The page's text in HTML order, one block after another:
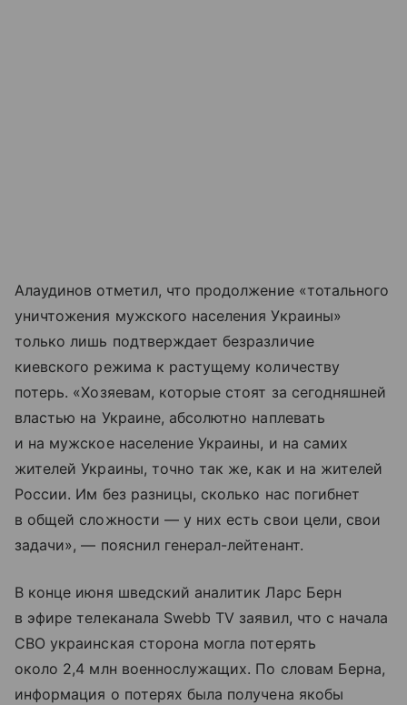
Алаудинов отметил, что продолжение «тотального
уничтожения мужского населения Украины»
только лишь подтверждает безразличие
киевского режима к растущему количеству
потерь. «Хозяевам, которые стоят за сегодняшней
властью на Украине, абсолютно наплевать
и на мужское население Украины, и на самих
жителей Украины, точно так же, как и на жителей
России. Им без разницы, сколько нас погибнет
в общей сложности — у них есть свои цели, свои
задачи», — пояснил генерал-лейтенант.
В конце июня шведский аналитик Ларс Берн
в эфире телеканала Swebb TV заявил, что с начала
СВО украинская сторона могла потерять
около 2,4 млн военнослужащих. По словам Берна,
информация о потерях была получена якобы